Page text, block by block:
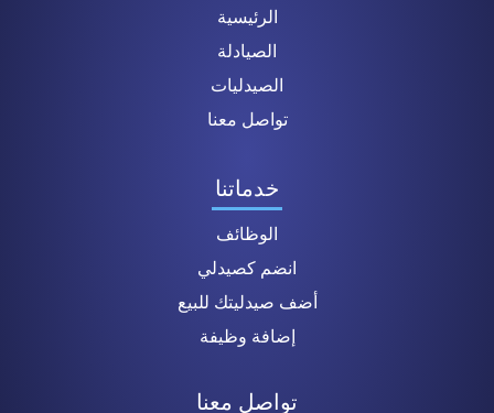
الرئيسية
الصيادلة
الصيدليات
تواصل معنا
خدماتنا
الوظائف
انضم كصيدلي
أضف صيدليتك للبيع
إضافة وظيفة
تواصل معنا